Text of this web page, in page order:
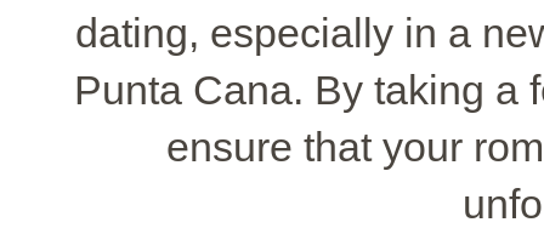
dating, especially in a
Punta Cana. By taking a
ensure that your